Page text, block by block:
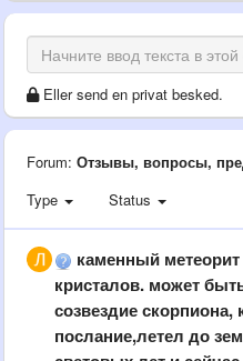
Eller send en privat besked.
Forum: Отзывы, вопросы,
Type
Status
каменный
кристалов. может
созвездие скорпиона,
послание,летел до